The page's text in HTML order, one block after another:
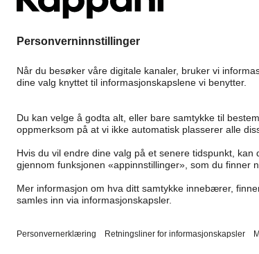
Bli medlem
Norway Bytt sted